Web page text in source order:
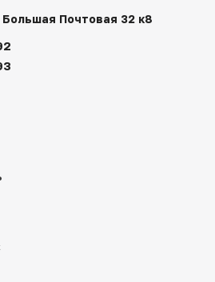
Большая Почтовая 32 к8